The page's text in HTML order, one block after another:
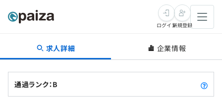
転職・キャリア
新卒就活
ログイン新規登録
求人詳細 企業情報
通過ランク：B